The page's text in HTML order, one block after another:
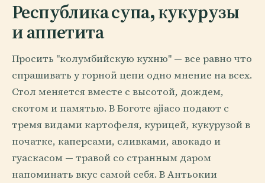
Республика супа, кукурузы
и аппетита
Просить "колумбийскую кухню" — все равно что
спрашивать у горной цепи одно мнение на всех.
Стол меняется вместе с высотой, дождем,
скотом и памятью. В Боготе ajiaco подают с
тремя видами картофеля, курицей, кукурузой в
початке, каперсами, сливками, авокадо и
гуаскасом — травой со странным даром
напоминать вкус самой себя. В Антьокии